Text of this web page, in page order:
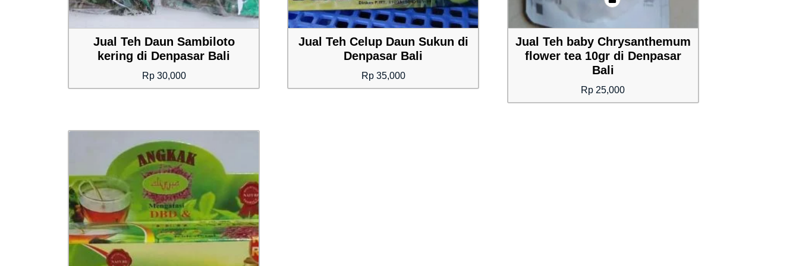
Jual Teh Daun Sambiloto
kering di Denpasar Bali
Rp30,000
Jual Teh Celup Daun Sukun di
Denpasar Bali
Rp35,000
Jual Teh baby Chrysanthemum
flower tea 10gr di Denpasar
Bali
Rp 25,000